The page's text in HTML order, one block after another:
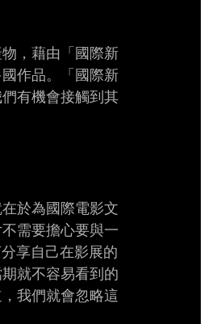
，藉由「國際新
作品。「國際新
有機會接觸到其
於為國際電影文
需要擔心要與一
享自己在影展的
就不容易看到的
我們就會忽略這